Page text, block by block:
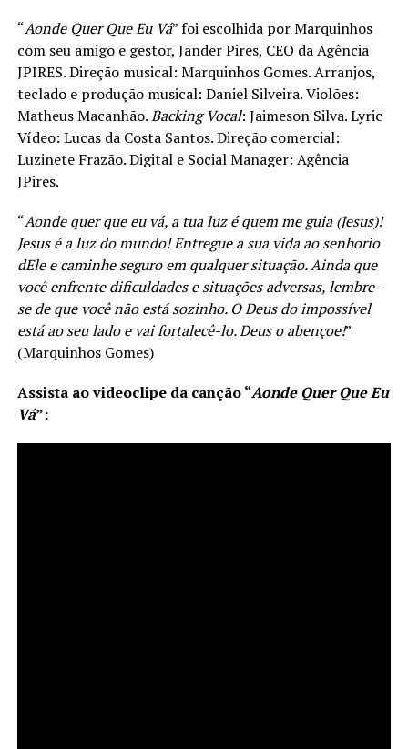
“Aonde Quer Que Eu Vá” foi escolhida por Marquinhos
com seu amigo e gestor, Jander Pires, CEO da Agência
JPIRES. Direção musical: Marquinhos Gomes. Arranjos,
teclado e produção musical: Daniel Silveira. Violões:
Matheus Macanhão.Backing Vocal: Jaimeson Silva. Lyric
Vídeo: Lucas da Costa Santos. Direção comercial:
Luzinete Frazão. Digital e Social Manager: Agência
JPires.
“Aonde quer que eu vá, a tua luz é quem me guia (Jesus)!
Jesus é a luz do mundo! Entregue a sua vida ao senhorio
dEle e caminhe seguro em qualquer situação. Ainda que
você enfrente dificuldades e situações adversas, lembre-
se de que você não está sozinho. O Deus do impossível
está ao seu lado e vai fortalecê-lo. Deus o abençoe!”
(Marquinhos Gomes)
Assista ao videoclipe da canção“Aonde Quer Que Eu
Vá”: